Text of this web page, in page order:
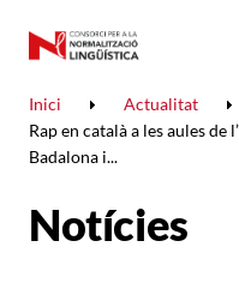
Inici
Actualitat
Rap en català a les aules de
Badalona i...
Notícies